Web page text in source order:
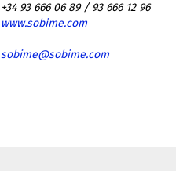
+34 93 666 06 89 / 93 666 12 96
www.sobime.com
sobime@sobime.com